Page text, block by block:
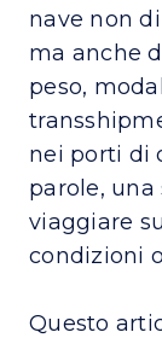
nave non
ma anche
peso,
nei porti di
parole,
viaggiare
condizioni
Questo